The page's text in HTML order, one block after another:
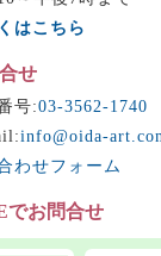
はこちら
せ
号:03-3562-1740
info@oida-
わせフォーム
でお問合せ